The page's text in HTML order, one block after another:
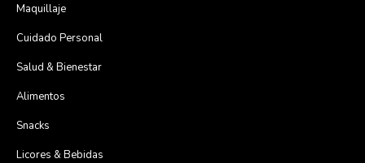
Maquillaje
Cuidado Personal
Salud & Bienestar
Alimentos
Snacks
Licores & Bebidas